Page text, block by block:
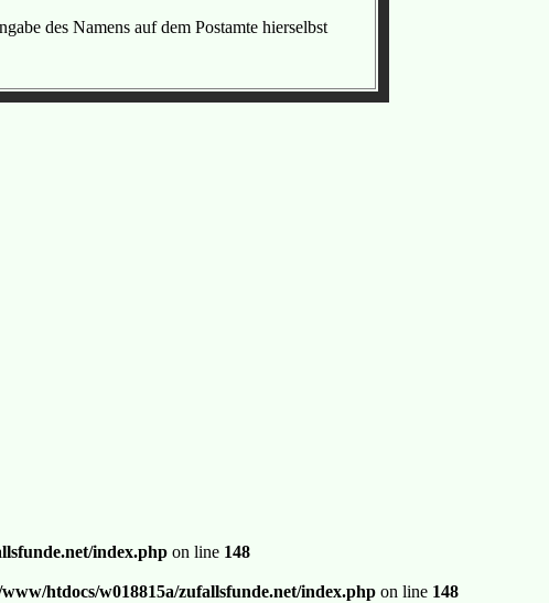
des Namens auf dem Postamte hierselbst
index.php on line 148
htdocs/w018815a/zufallsfunde.net/index.php on line 148